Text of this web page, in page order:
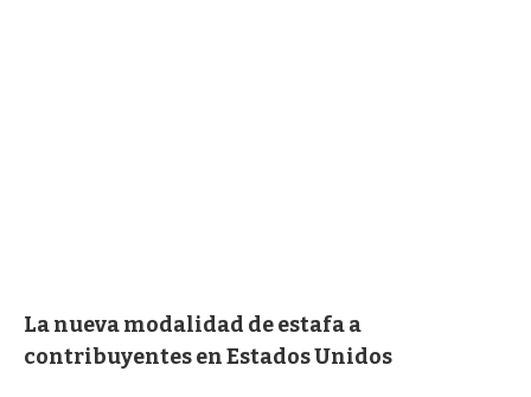
La nueva modalidad de estafa a
contribuyentes en Estados Unidos